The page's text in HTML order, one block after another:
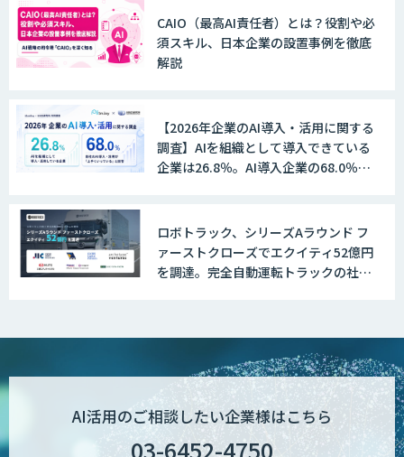
CAIO（最高AI責任者）とは？役割や必
須スキル、日本企業の設置事例を徹底
解説
【2026年企業のAI導入・活用に関する
調査】AIを組織として導入できている
企業は26.8％。AI導入企業の68.0％
ロボトラック、シリーズAラウンド フ
ァーストクローズでエクイティ52億円
を調達。完全自動運転トラックの社会
AI活用のご相談したい企業様はこちら
03-6452-4750